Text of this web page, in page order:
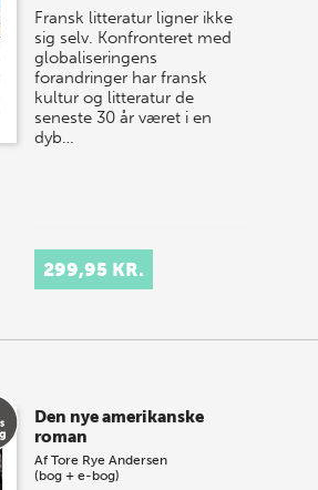
Fransk litteratur ligner ikke
sig selv. Konfronteret med
globaliseringens
forandringer har fransk
kultur og litteratur de
seneste 30 år været i en
dyb…
299,95 KR.
Den nye amerikanske
roman
AfTore Rye Andersen
(bog + e-bog)